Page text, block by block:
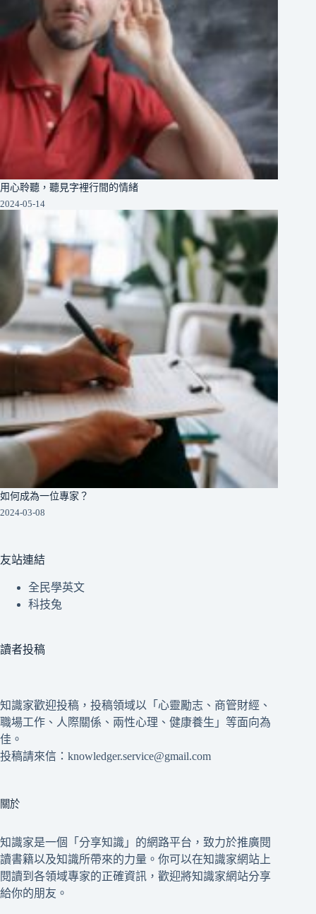
用心聆聽，聽見字裡行間的情緒
2024-05-14
如何成為一位專家？
2024-03-08
友站連結
全民學英文
科技兔
讀者投稿
知識家歡迎投稿，投稿領域以「心靈勵志、商管財經、
職場工作、人際關係、兩性心理、健康養生」等面向為
佳。
投稿請來信：knowledger.service@gmail.com
關於
知識家是一個「分享知識」的網路平台，致力於推廣閱
讀書籍以及知識所帶來的力量。你可以在知識家網站上
閱讀到各領域專家的正確資訊，歡迎將知識家網站分享
給你的朋友。